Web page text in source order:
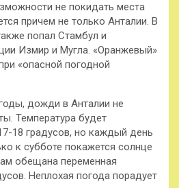
не покидать места
причем не только Анталии. В
попал Стамбул и
Измир и Мугла. «Оранжевый»
«опасной погодной
дожди в Анталии не
Температура будет
18 градусов, но каждый день
к субботе покажется солнце
обещана переменная
Неплохая погода порадует